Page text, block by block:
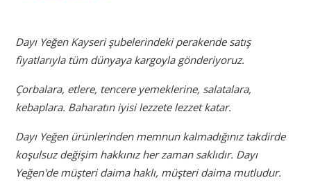
Dayı Yeğen Kayseri şubelerindeki perakende satış
fiyatlarıyla tüm dünyaya kargoyla gönderiyoruz.
Çorbalara, etlere, tencere yemeklerine, salatalara,
kebaplara. Baharatın iyisi lezzete lezzet katar.
Dayı Yeğen ürünlerinden memnun kalmadığınız takdirde
koşulsuz değişim hakkınız her zaman saklıdır. Dayı
Yeğen'de müşteri daima haklı, müşteri daima mutludur.